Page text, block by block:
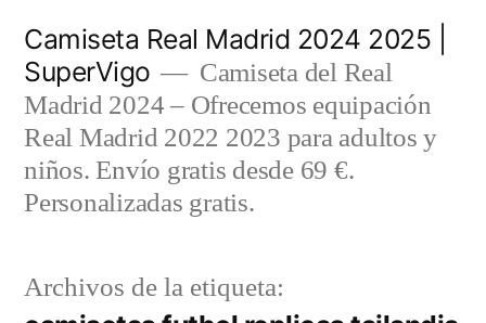
contenido
Camiseta Real Madrid 2024 2025 |
SuperVigo
Camiseta del Real
Madrid 2024 – Ofrecemos equipación
Real Madrid 2022 2023 para adultos y
niños. Envío gratis desde 69 €.
Personalizadas gratis.
Archivos de la etiqueta: